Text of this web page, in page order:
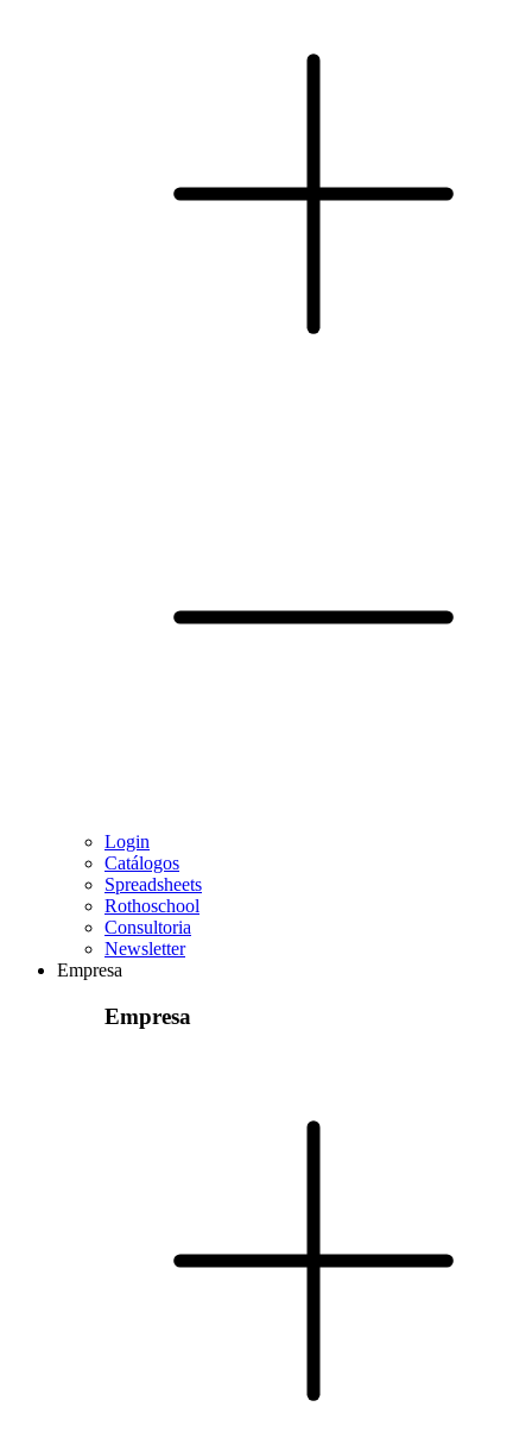
Login
Catálogos
Spreadsheets
Rothoschool
Consultoria
Newsletter
Empresa
Empresa